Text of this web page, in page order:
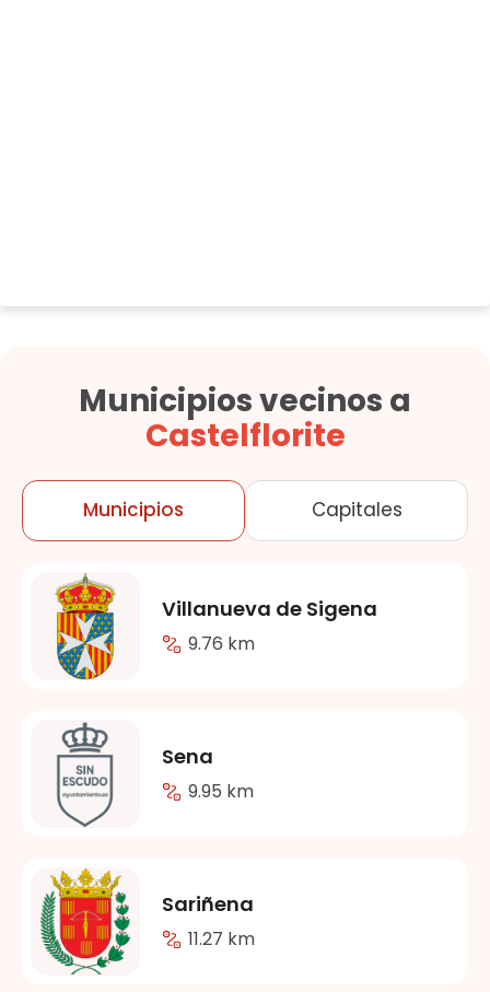
Municipios vecinos a
Castelflorite
Municipios Capitales
Villanueva de Sigena
9.76 km
Sena
9.95 km
Sariñena
11.27 km